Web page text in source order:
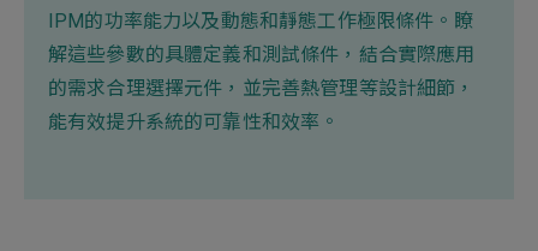
IPM的功率能力以及動態和靜態工作極限條件。瞭
解這些參數的具體定義和測試條件，結合實際應用
的需求合理選擇元件，並完善熱管理等設計細節，
能有效提升系統的可靠性和效率。